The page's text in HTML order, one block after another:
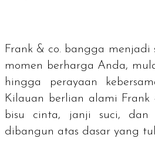
Frank & co. bangga menjadi
momen berharga Anda,
hingga perayaan
Kilauan berlian alami
bisu cinta, janji suci, dan
dibangun atas dasar yang